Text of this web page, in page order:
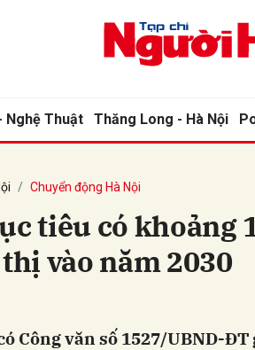
Nghệ Thuật Thăng Long - Hà Nội
Chuyển động Hà Nội
tiêu có khoảng
vào năm 2030
Công văn số 1527/UBND-ĐT